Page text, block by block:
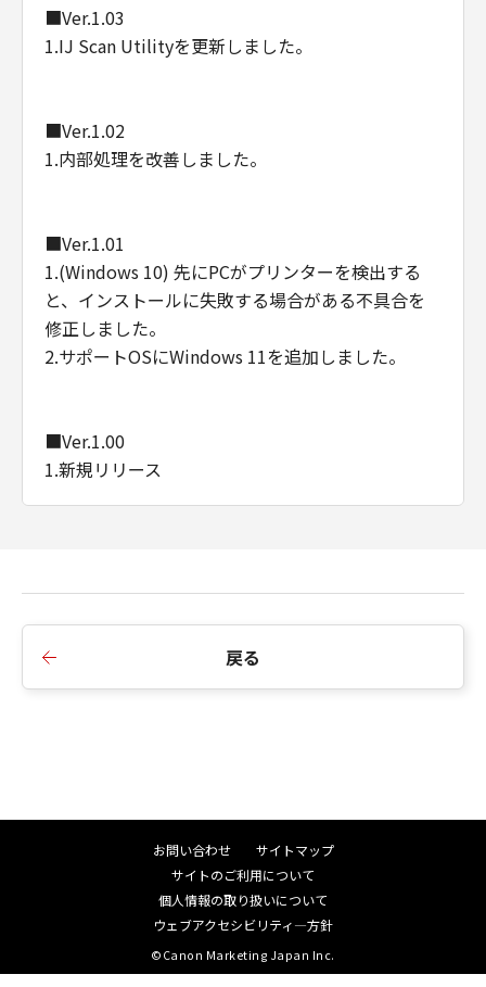
■Ver.1.03
1.IJ Scan Utilityを更新しました。
■Ver.1.02
1.内部処理を改善しました。
■Ver.1.01
1.(Windows 10) 先にPCがプリンターを検出する
と、インストールに失敗する場合がある不具合を
修正しました。
2.サポートOSにWindows 11を追加しました。
■Ver.1.00
1.新規リリース
戻る
お問い合わせ
サイトマップ
サイトのご利用について
個人情報の取り扱いについて
ウェブアクセシビリティ―方針
©Canon Marketing Japan Inc.